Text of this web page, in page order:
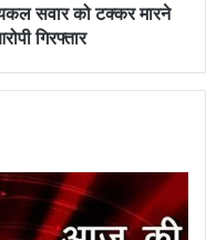
सवार को टक्कर मारने
गिरफ्तार